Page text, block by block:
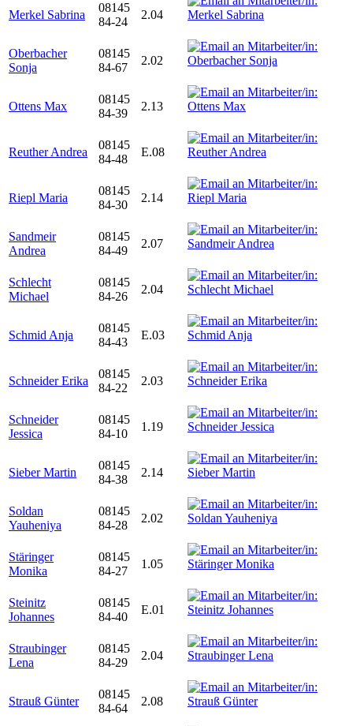
Merkel Sabrina
08145
84-24
2.04
Oberbacher
Sonja
08145
84-67
2.02
Ottens Max
08145
84-39
2.13
Reuther Andrea
08145
84-48
E.08
Riepl Maria
08145
84-30
2.14
Sandmeir
Andrea
08145
84-49
2.07
Schlecht
Michael
08145
84-26
2.04
Schmid Anja
08145
84-43
E.03
Schneider Erika
08145
84-22
2.03
Schneider
Jessica
08145
84-10
1.19
Sieber Martin
08145
84-38
2.14
Soldan
Yauheniya
08145
84-28
2.02
Stäringer
Monika
08145
84-27
1.05
Steinitz
Johannes
08145
84-40
E.01
Straubinger
Lena
08145
84-29
2.04
Strauß Günter
08145
84-64
2.08